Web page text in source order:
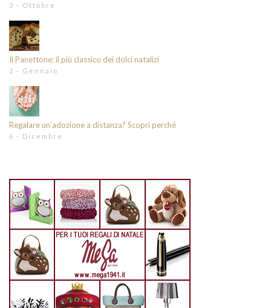
3 - Ottobre
Il Panettone: il più classico dei dolci natalizi
2 - Gennaio
Regalare un’adozione a distanza? Scopri perché
6 - Dicembre